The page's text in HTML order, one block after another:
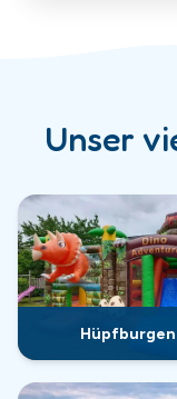
Unser
Hüpfburgen